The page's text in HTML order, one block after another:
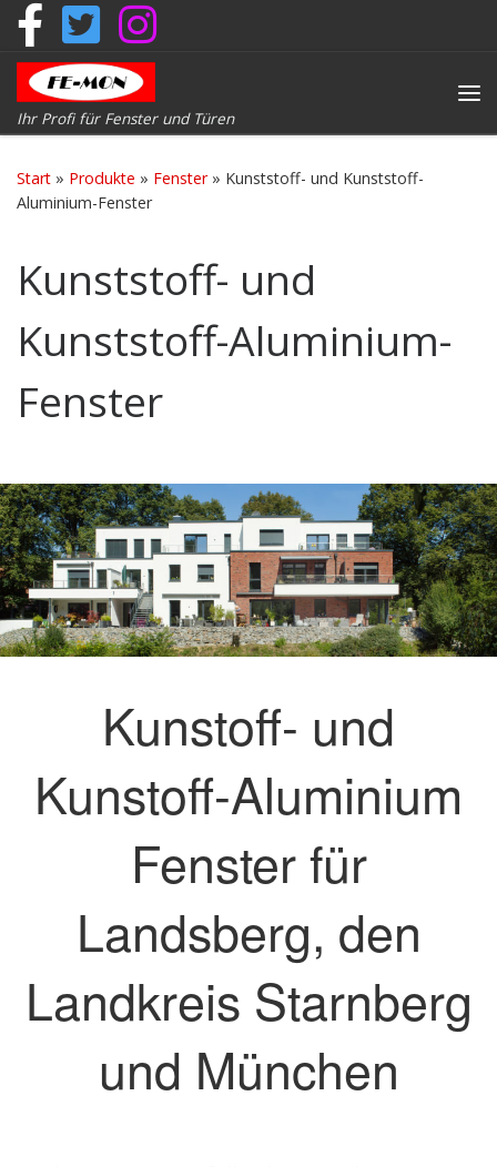
Zum Inhalt springen
Ihr Profi für Fenster und Türen
Start » Produkte » Fenster » Kunststoff- und Kunststoff-
Aluminium-Fenster
Kunststoff- und
Kunststoff-Aluminium-
Fenster
Kunstoff- und
Kunstoff-Aluminium
Fenster für
Landsberg, den
Landkreis Starnberg
und München